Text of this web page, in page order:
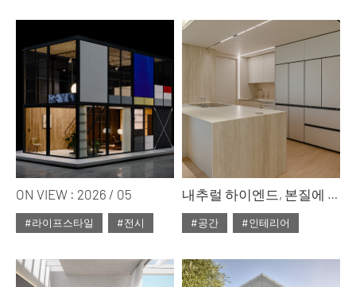
#2026년5월호
ON VIEW : 2026 / 05
#라이프스타일
#전시
#2026년5월호
내추럴 하이엔드, 본질에 집중한 여백의 미학
#공간
#인테리어
#2026년5월호